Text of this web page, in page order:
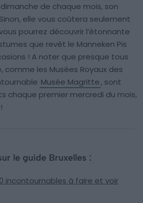
dimanche de chaque mois, son
elle vous coûtera seulement
pourrez découvrir l’étonnante
que revêt le Manneken Pis
! A noter que presque tous
comme les Musées Royaux des
Musée Magritte, sont
chaque premier mercredi du mois,
le guide Bruxelles :
incontournables à faire et voir